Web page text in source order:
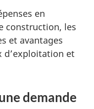
en
construction, les
et avantages
d’exploitation et
demande